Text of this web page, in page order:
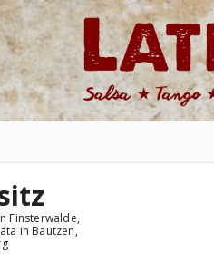
Finsterwalde,
in Bautzen,